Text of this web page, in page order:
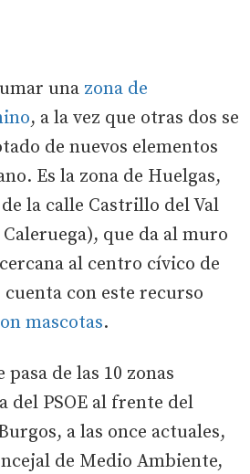
una zona de
, a la vez que otras dos se
de nuevos elementos
Es la zona de Huelgas,
la calle Castrillo del Val
que da al muro
al centro cívico de
con este recurso
mascotas.
pasa de las 10 zonas
del PSOE al frente del
a las once actuales,
de Medio Ambiente,